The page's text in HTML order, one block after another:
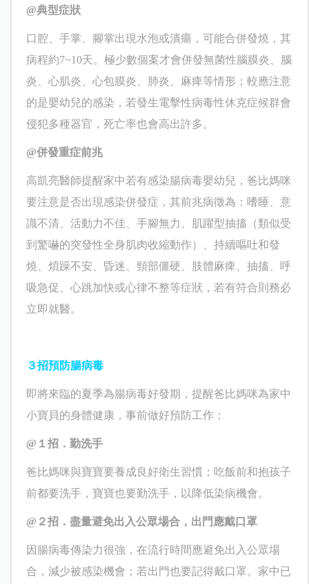
@典型症狀
口腔、手掌、腳掌出現水泡或潰瘍，可能合併發燒，其
病程約7~10天。極少數個案才會併發無菌性腦膜炎、腦
炎、心肌炎、心包膜炎、肺炎、麻痺等情形；較應注意
的是嬰幼兒的感染，若發生電擊性病毒性休克症候群會
侵犯多種器官，死亡率也會高出許多。
@併發重症前兆
高凱亮醫師提醒家中若有感染腸病毒嬰幼兒，爸比媽咪
要注意是否出現感染併發症，其前兆病徵為：嗜睡、意
識不清、活動力不佳、手腳無力、肌躍型抽搐（類似受
到驚嚇的突發性全身肌肉收縮動作）、持續嘔吐和發
燒、煩躁不安、昏迷、頸部僵硬、肢體麻痺、抽搐、呼
吸急促、心跳加快或心律不整等症狀，若有符合則務必
立即就醫。
３招預防腸病毒
即將來臨的夏季為腸病毒好發期，提醒爸比媽咪為家中
小寶貝的身體健康，事前做好預防工作：
@ １招．勤洗手
爸比媽咪與寶寶要養成良好衛生習慣；吃飯前和抱孩子
前都要洗手，寶寶也要勤洗手，以降低染病機會。
@ ２招．盡量避免出入公眾場合，出門應戴口罩
因腸病毒傳染力很強，在流行時間應避免出入公眾場
合，減少被感染機會；若出門也要記得戴口罩。家中已